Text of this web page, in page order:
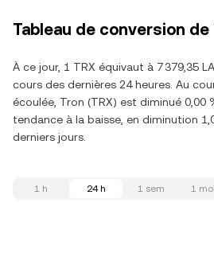
Tableau de conversion de
À ce jour, 1 TRX équivaut à 7 379,35
cours des dernières 24 heures. Au
écoulée, Tron (TRX) est diminué 0,00
tendance à la baisse, en diminution
derniers jours.
1 h 24 h 1 sem 1